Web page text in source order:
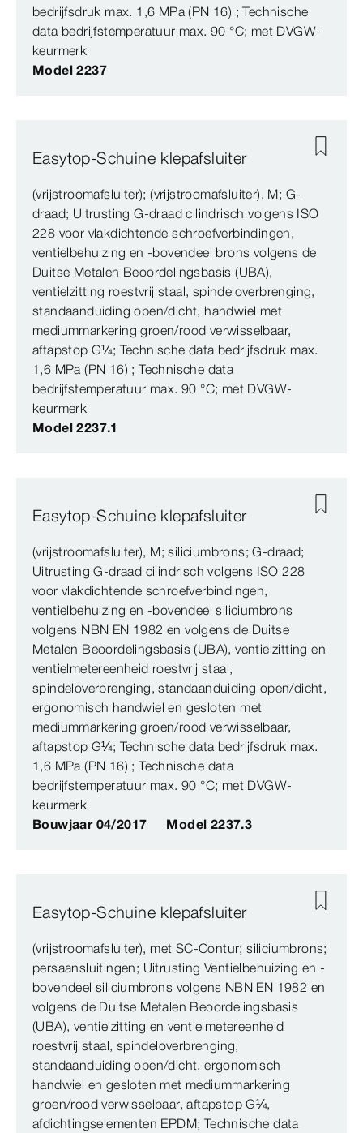
bedrijfsdruk max. 1,6 MPa (PN 16) ; Technische
data bedrijfstemperatuur max. 90 °C; met DVGW-
keurmerk
Model 2237
Easytop-Schuine klepafsluiter
(vrijstroomafsluiter); (vrijstroomafsluiter), M; G-
draad; Uitrusting G-draad cilindrisch volgens ISO
228 voor vlakdichtende schroefverbindingen,
ventielbehuizing en -bovendeel brons volgens de
Duitse Metalen Beoordelingsbasis (UBA),
ventielzitting roestvrij staal, spindeloverbrenging,
standaanduiding open/dicht, handwiel met
mediummarkering groen/rood verwisselbaar,
aftapstop G¼; Technische data bedrijfsdruk max.
1,6 MPa (PN 16) ; Technische data
bedrijfstemperatuur max. 90 °C; met DVGW-
keurmerk
Model 2237.1
Easytop-Schuine klepafsluiter
(vrijstroomafsluiter), M; siliciumbrons; G-draad;
Uitrusting G-draad cilindrisch volgens ISO 228
voor vlakdichtende schroefverbindingen,
ventielbehuizing en -bovendeel siliciumbrons
volgens NBN EN 1982 en volgens de Duitse
Metalen Beoordelingsbasis (UBA), ventielzitting en
ventielmetereenheid roestvrij staal,
spindeloverbrenging, standaanduiding open/dicht,
ergonomisch handwiel en gesloten met
mediummarkering groen/rood verwisselbaar,
aftapstop G¼; Technische data bedrijfsdruk max.
1,6 MPa (PN 16) ; Technische data
bedrijfstemperatuur max. 90 °C; met DVGW-
keurmerk
Bouwjaar 04/2017
Model 2237.3
Easytop-Schuine klepafsluiter
(vrijstroomafsluiter), met SC‑Contur; siliciumbrons;
persaansluitingen; Uitrusting Ventielbehuizing en -
bovendeel siliciumbrons volgens NBN EN 1982 en
volgens de Duitse Metalen Beoordelingsbasis
(UBA), ventielzitting en ventielmetereenheid
roestvrij staal, spindeloverbrenging,
standaanduiding open/dicht, ergonomisch
handwiel en gesloten met mediummarkering
groen/rood verwisselbaar, aftapstop G¼,
afdichtingselementen EPDM; Technische data